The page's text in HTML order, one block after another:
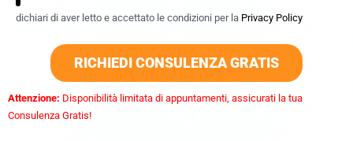
dichiari di aver letto e accettato le condizioni per la Privacy Policy
RICHIEDI CONSULENZA GRATIS
Attenzione: Disponibilità limitata di appuntamenti, assicurati la tua
Consulenza Gratis!